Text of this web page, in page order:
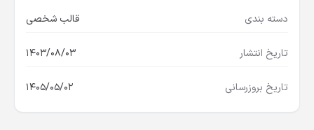
دسته بندی قالب شخصی
تاریخ انتشار 1403/08/03
تاریخ بروزرسانی 1405/05/02